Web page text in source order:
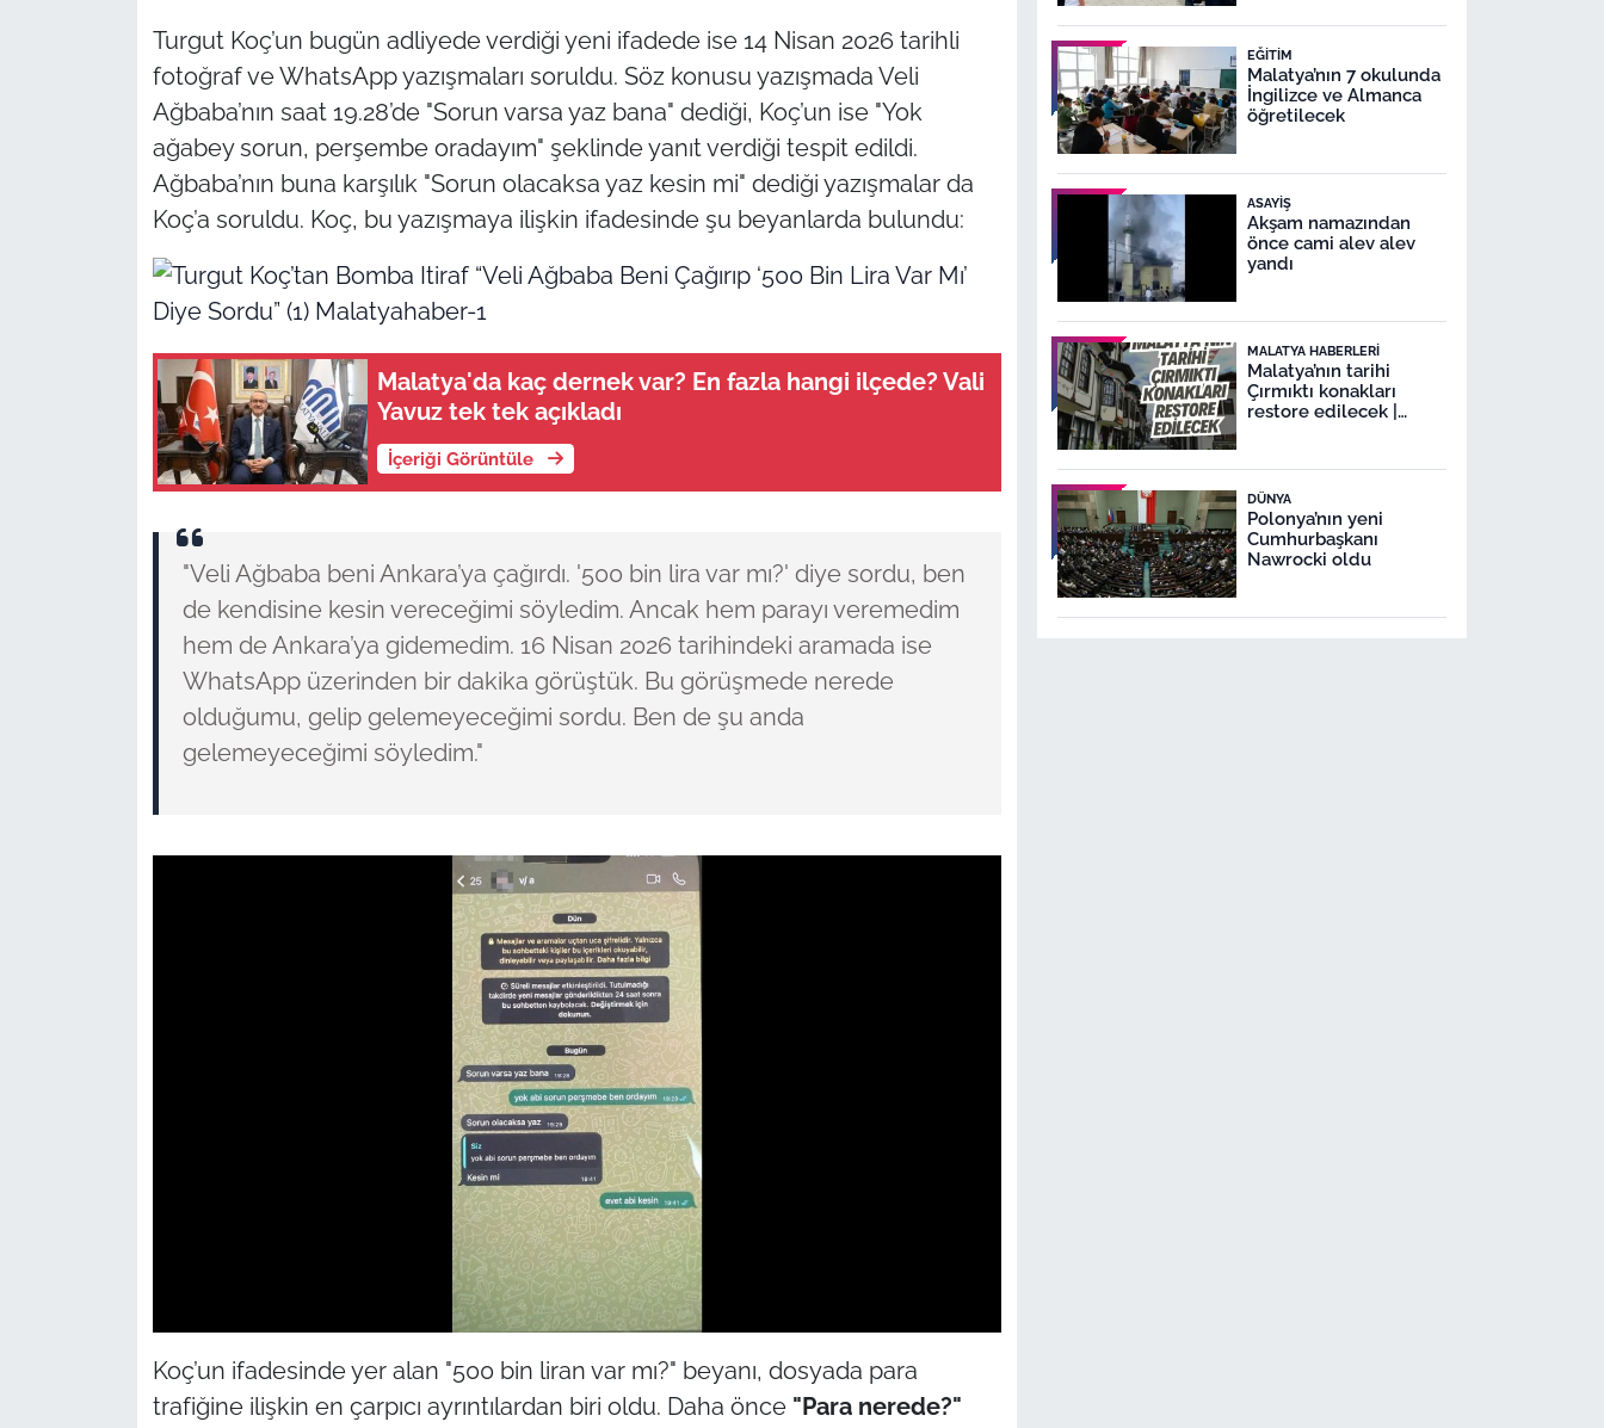
Turgut Koç’un bugün adliyede verdiği yeni ifadede ise 14 Nisan 2026 tarihli
fotoğraf ve WhatsApp yazışmaları soruldu. Söz konusu yazışmada Veli
Ağbaba’nın saat 19.28’de "Sorun varsa yaz bana" dediği, Koç’un ise "Yok
ağabey sorun, perşembe oradayım" şeklinde yanıt verdiği tespit edildi.
Ağbaba’nın buna karşılık "Sorun olacaksa yaz kesin mi" dediği yazışmalar da
Koç’a soruldu. Koç, bu yazışmaya ilişkin ifadesinde şu beyanlarda bulundu:
Malatya'da kaç dernek var? En fazla hangi ilçede? Vali
Yavuz tek tek açıkladı
İçeriği Görüntüle
"Veli Ağbaba beni Ankara’ya çağırdı. '500 bin lira var mı?' diye sordu, ben
de kendisine kesin vereceğimi söyledim. Ancak hem parayı veremedim
hem de Ankara’ya gidemedim. 16 Nisan 2026 tarihindeki aramada ise
WhatsApp üzerinden bir dakika görüştük. Bu görüşmede nerede
olduğumu, gelip gelemeyeceğimi sordu. Ben de şu anda
gelemeyeceğimi söyledim."
Koç’un ifadesinde yer alan "500 bin liran var mı?" beyanı, dosyada para
trafiğine ilişkin en çarpıcı ayrıntılardan biri oldu. Daha önce "Para nerede?"
EĞITIM
Malatya’nın 7 okulunda
İngilizce ve Almanca
öğretilecek
ASAYIŞ
Akşam namazından
önce cami alev alev
yandı
MALATYA HABERLERI
Malatya’nın tarihi
Çırmıktı konakları
restore edilecek |
restorasyon
DÜNYA
Polonya’nın yeni
Cumhurbaşkanı
Nawrocki oldu